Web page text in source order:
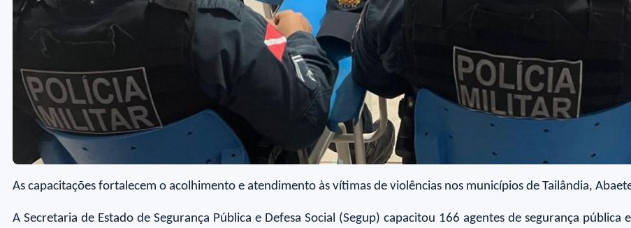
As capacitações fortalecem o acolhimento e atendimento às vítimas de violências nos municípios de Tailândia,
A Secretaria de Estado de Segurança Pública e Defesa Social (Segup) capacitou 166 agentes de segurança